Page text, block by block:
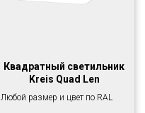
Квадратный светильник
Kreis Quad Len
Любой размер и цвет по RAL